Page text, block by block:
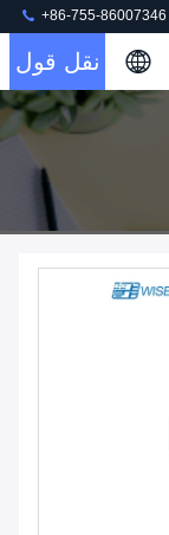
+86-755-86007346
نقل قول